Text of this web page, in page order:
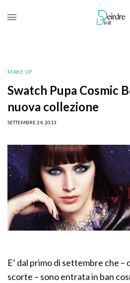
MAKE UP
Swatch Pupa Cosmic
nuova collezione
SETTEMBRE 24, 2013
E’ dal primo di settembre che
scorte – sono entrata in ban